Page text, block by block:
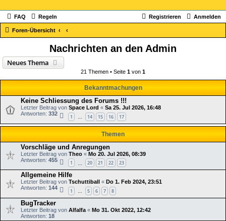
FAQ Regeln Anmelden
Registrieren
Foren-Übersicht
Nachrichten an den Admin
Neues Thema
21 Themen • Seite 1 von 1
Bekanntmachungen
Keine Schliessung des Forums !!!
Letzter Beitrag von Space Lord « Sa 25. Jul 2026, 16:48
Antworten: 332 1 … 14 15 16 17
Themen
Vorschläge und Anregungen
Letzter Beitrag von Theo « Mo 20. Jul 2026, 08:39
Antworten: 455 1 20 21 22 23
Allgemeine Hilfe
Letzter Beitrag von Tschuttiball « Do 1. Feb 2024, 23:51
Antworten: 144 1 … 5 6 7 8
BugTracker
Letzter Beitrag von Alfalfa « Mo 31. Okt 2022, 12:42
Antworten: 18